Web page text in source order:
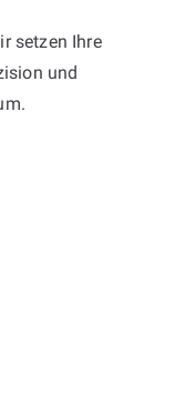
setzen Ihre
und